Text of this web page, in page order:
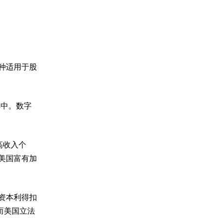
适用于股
。数字
收入个
国富有加
本利得扣
美国立法